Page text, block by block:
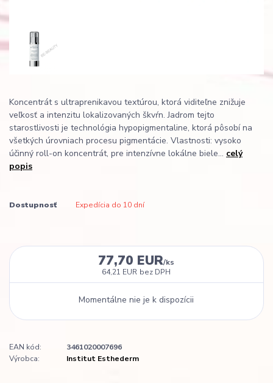
Koncentrát s ultraprenikavou textúrou, ktorá viditeľne znižuje
veľkosť a intenzitu lokalizovaných škvŕn. Jadrom tejto
starostlivosti je technológia hypopigmentaline, ktorá pôsobí na
všetkých úrovniach procesu pigmentácie. Vlastnosti: vysoko
účinný roll-on koncentrát, pre intenzívne lokálne biele... celý
popis
Dostupnosť Expedícia do 10 dní
77,70 EUR/ks
64,21 EUR bez DPH
Momentálne nie je k dispozícii
EAN kód:
3461020007696
Výrobca:
Institut Esthederm